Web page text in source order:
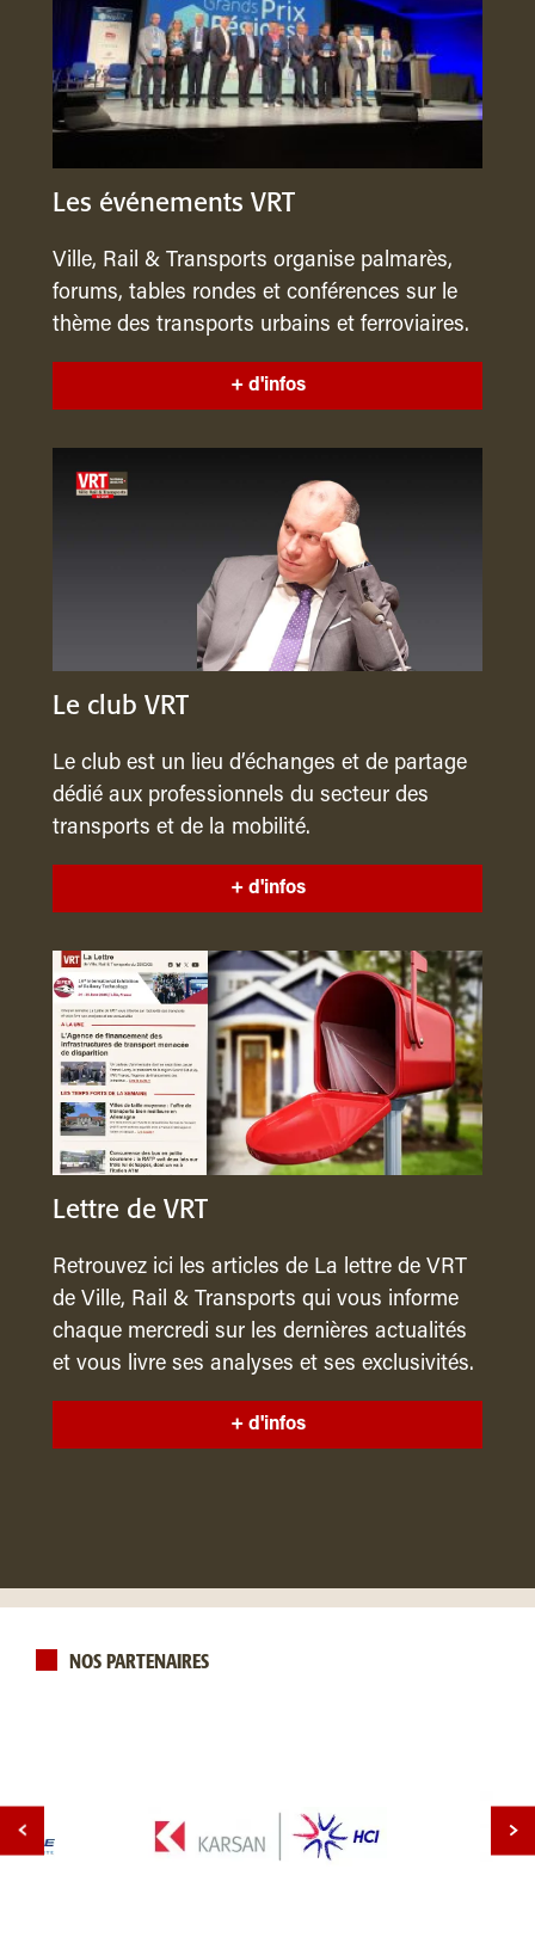
Les événements VRT
Ville, Rail & Transports organise palmarès,
forums, tables rondes et conférences sur le
thème des transports urbains et ferroviaires.
+ d'infos
Le club VRT
Le club est un lieu d’échanges et de partage
dédié aux professionnels du secteur des
transports et de la mobilité.
+ d'infos
Lettre de VRT
Retrouvez ici les articles de La lettre de VRT
de Ville, Rail & Transports qui vous informe
chaque mercredi sur les dernières actualités
et vous livre ses analyses et ses exclusivités.
+ d'infos
NOS PARTENAIRES